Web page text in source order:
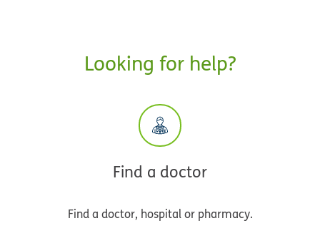
Looking for help?
Find a doctor
Find a doctor, hospital or pharmacy.